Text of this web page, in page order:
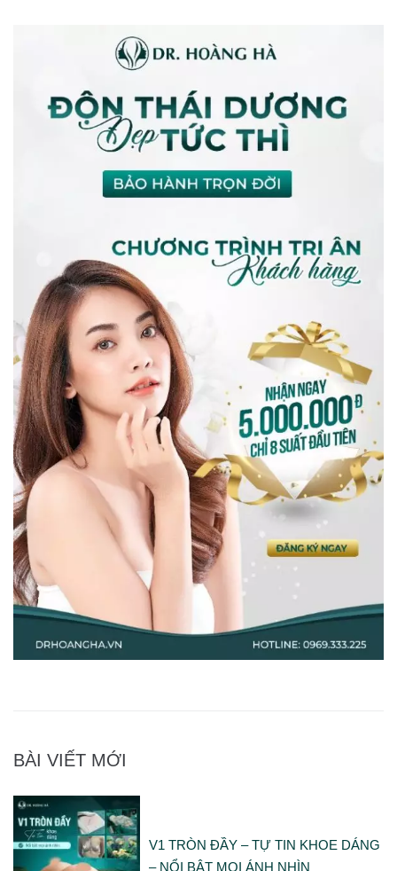
BÀI VIẾT MỚI
V1 TRÒN ĐẦY – TỰ TIN KHOE DÁNG
– NỔI BẬT MỌI ÁNH NHÌN